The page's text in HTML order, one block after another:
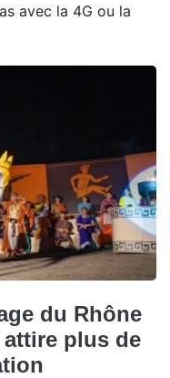
avec la 4G ou la
du Rhône
plus de